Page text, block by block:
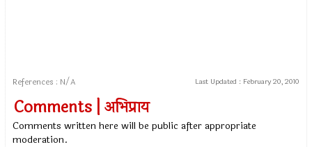
References : N/A Last Updated : February 20, 2010
Comments | अभिप्राय
Comments written here will be public after appropriate
moderation.